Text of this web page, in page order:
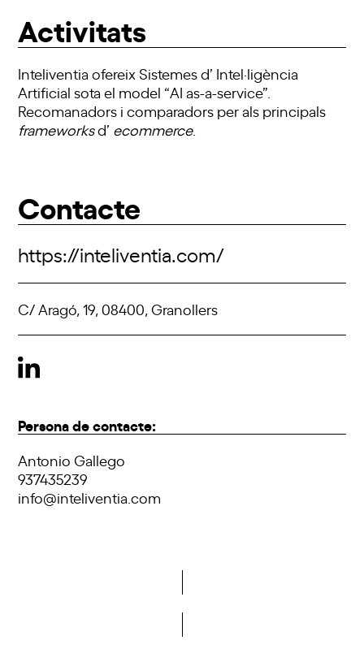
Activitats
Inteliventia ofereix Sistemes d’ Intel·ligència
Artificial sota el model “AI as-a-service”.
Recomanadors i comparadors per als principals
frameworksd’ ecommerce.
Contacte
https://inteliventia.com/
C/ Aragó, 19, 08400, Granollers
Persona de contacte:
Antonio Gallego
937435239
info@inteliventia.com